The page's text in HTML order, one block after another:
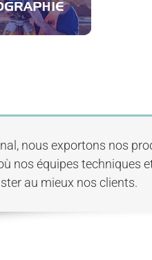
nous exportons nos
nos équipes techniques
au mieux nos clients.